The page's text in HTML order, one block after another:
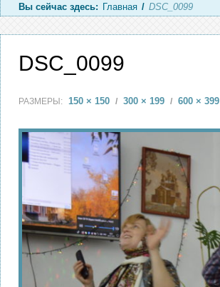
Вы сейчас здесь: Главная / DSC_0099
DSC_0099
РАЗМЕРЫ: 150 × 150 / 300 × 199 / 600 × 399